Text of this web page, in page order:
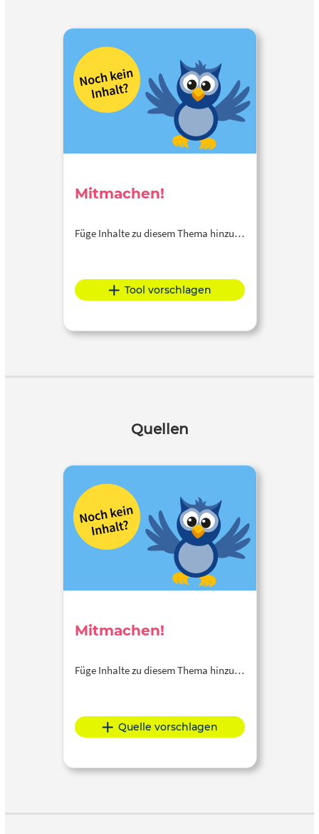
Mitmachen!
Füge Inhalte zu diesem Thema hinzu…
Tool vorschlagen
Quellen
Mitmachen!
Füge Inhalte zu diesem Thema hinzu…
Quelle vorschlagen